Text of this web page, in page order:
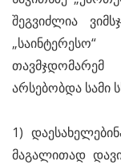
შეგვიძლია
არსებობდა სამი
1)
მაგალითად